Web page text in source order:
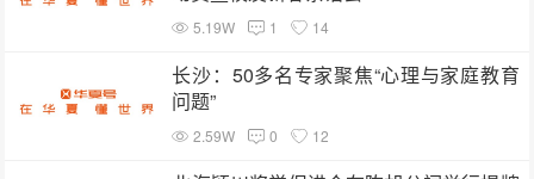
5.19W 1 14
长沙：50多名专家聚焦“心理与家庭教育
问题”
2.59W 0 12